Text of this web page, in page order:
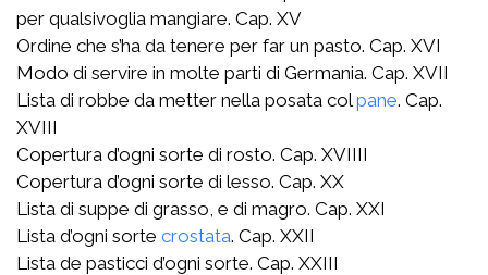
per qualsivoglia mangiare. Cap. XV
Ordine che s’ha da tenere per far un pasto. Cap. XVI
Modo di servire in molte parti di Germania. Cap. XVII
Lista di robbe da metter nella posata colpane. Cap.
XVIII
Copertura d’ogni sorte di rosto. Cap. XVIIII
Copertura d’ogni sorte di lesso. Cap. XX
Lista di suppe di grasso, e di magro. Cap. XXI
Lista d’ogni sorte crostata. Cap. XXII
Lista de pasticci d’ogni sorte. Cap. XXIII